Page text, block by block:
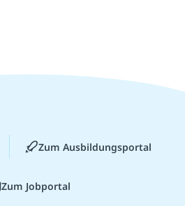
Zum Ausbildungsportal
Zum Jobportal